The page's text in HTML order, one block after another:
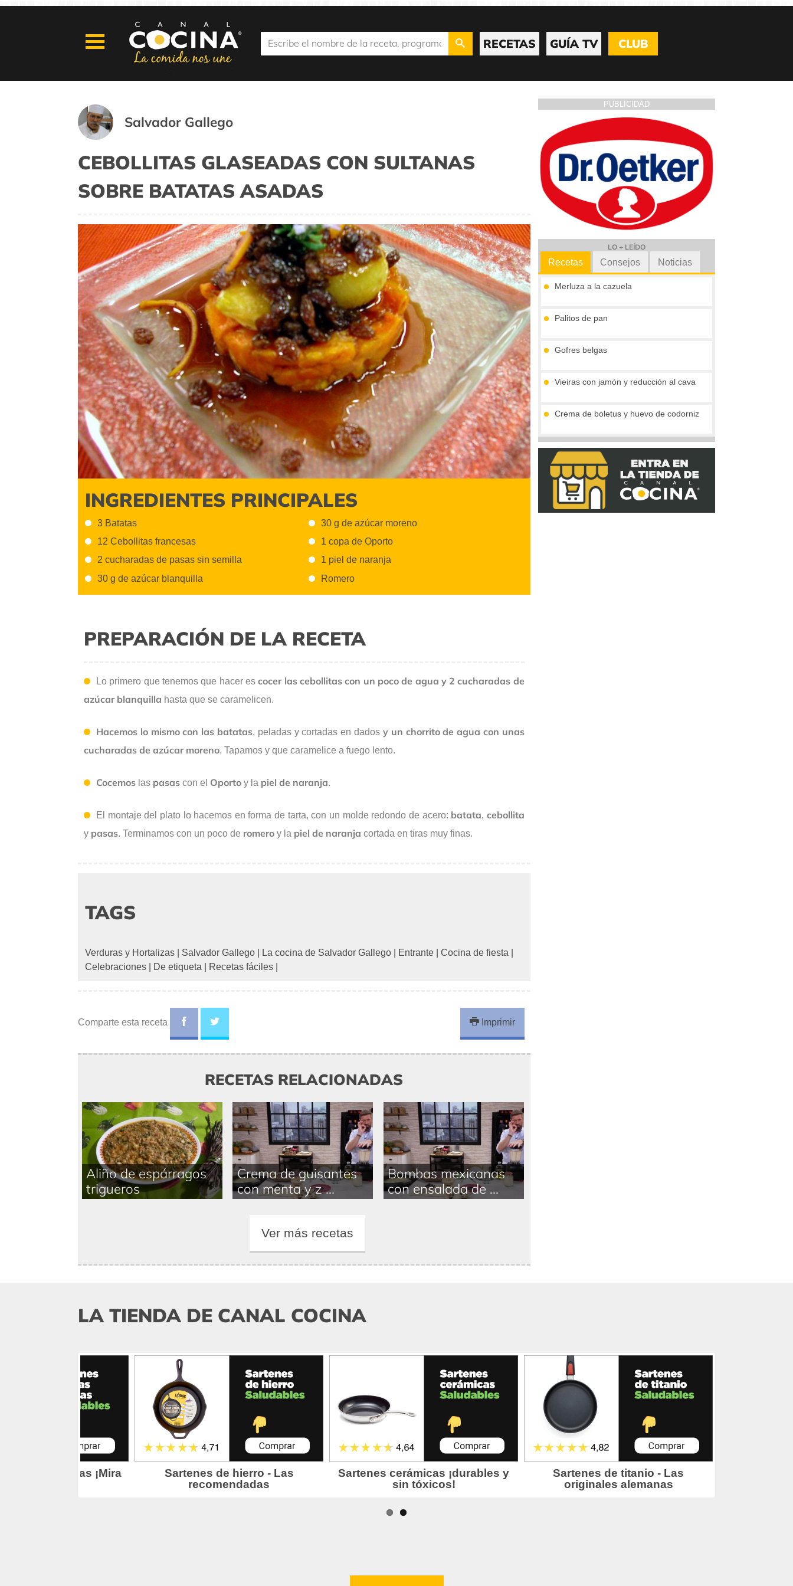
RECETAS GUÍA TV CLUB
Salvador Gallego
CEBOLLITAS GLASEADAS CON SULTANAS
SOBRE BATATAS ASADAS
INGREDIENTES PRINCIPALES
3 Batatas
12 Cebollitas francesas
2 cucharadas de pasas sin semilla
30 g de azúcar blanquilla
30 g de azúcar moreno
1 copa de Oporto
1 piel de naranja
Romero
PREPARACIÓN DE LA RECETA
Lo primero que tenemos que hacer escocer las cebollitas con un poco de agua y 2 cucharadas de
azúcar blanquilla hasta que se caramelicen.
Hacemos lo mismo con las batatas, peladas y cortadas en dados y un chorrito de agua con unas
cucharadas de azúcar moreno. Tapamos y que caramelice a fuego lento.
Cocemos las pasas con el Oporto y la piel de naranja.
El montaje del plato lo hacemos en forma de tarta, con un molde redondo de acero: batata, cebollita
y pasas. Terminamos con un poco de romero y la piel de naranja cortada en tiras muy finas.
TAGS
Verduras y Hortalizas Salvador Gallego La cocina de Salvador Gallego Entrante Cocina de fiesta
Celebraciones
De etiqueta Recetas fáciles
Comparte esta receta Imprimir
RECETAS RELACIONADAS
Aliño de espárragos
trigueros
Crema de guisantes
con menta y z ...
Bombas mexicanas
con ensalada de ...
Ver más recetas
PUBLICIDAD
LO + LEÍDO
Recetas
Merluza a la cazuela
Palitos de pan
Gofres belgas
Vieiras con jamón y reducción al cava
Crema de boletus y huevo de codorniz
Tronco de chocolate y turrón (sin gluten)
Consejos Noticias
LA TIENDA DE CANAL COCINA